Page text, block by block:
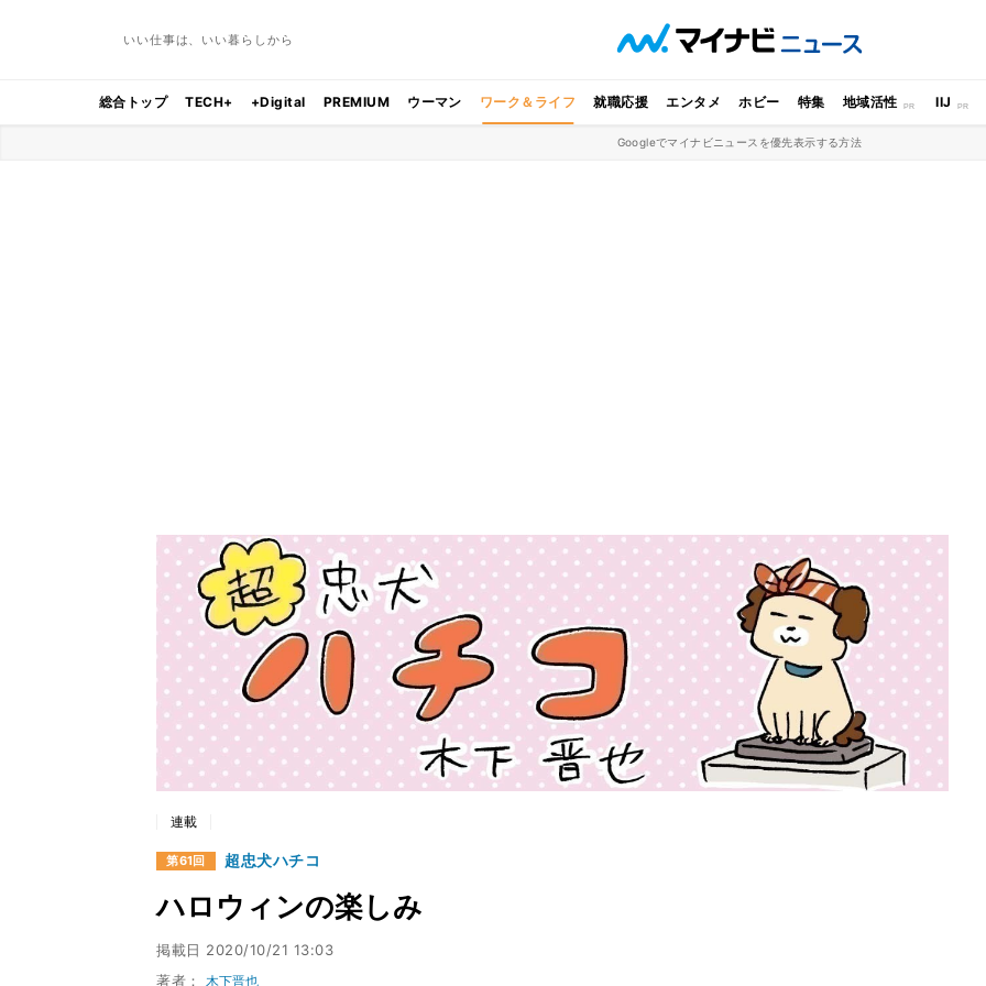
いい仕事は、いい暮らしから
総合トップ TECH+ +Digital PREMIUM ウーマン ワーク＆ライフ 就職応援 エンタメ ホビー 特集 地域活性 IIJ
Googleでマイナビニュースを優先表示する方法
連載
第61回 超忠犬ハチコ
ハロウィンの楽しみ
掲載日 2020/10/21 13:03
著者： 木下晋也